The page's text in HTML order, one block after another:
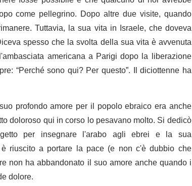
come pellegrino. Dopo altre due visite, quando
Tuttavia, la sua vita in Israele, che doveva
spesso che la svolta della sua vita è avvenuta
americana a Parigi dopo la liberazione
“Perché sono qui? Per questo”. Il diciottenne ha
profondo amore per il popolo ebraico era anche
doloroso qui in corso lo pesavano molto. Si dedicò
per insegnare l'arabo agli ebrei e la sua
riuscito a portare la pace (e non c'è dubbio che
non ha abbandonato il suo amore anche quando i
dolore.